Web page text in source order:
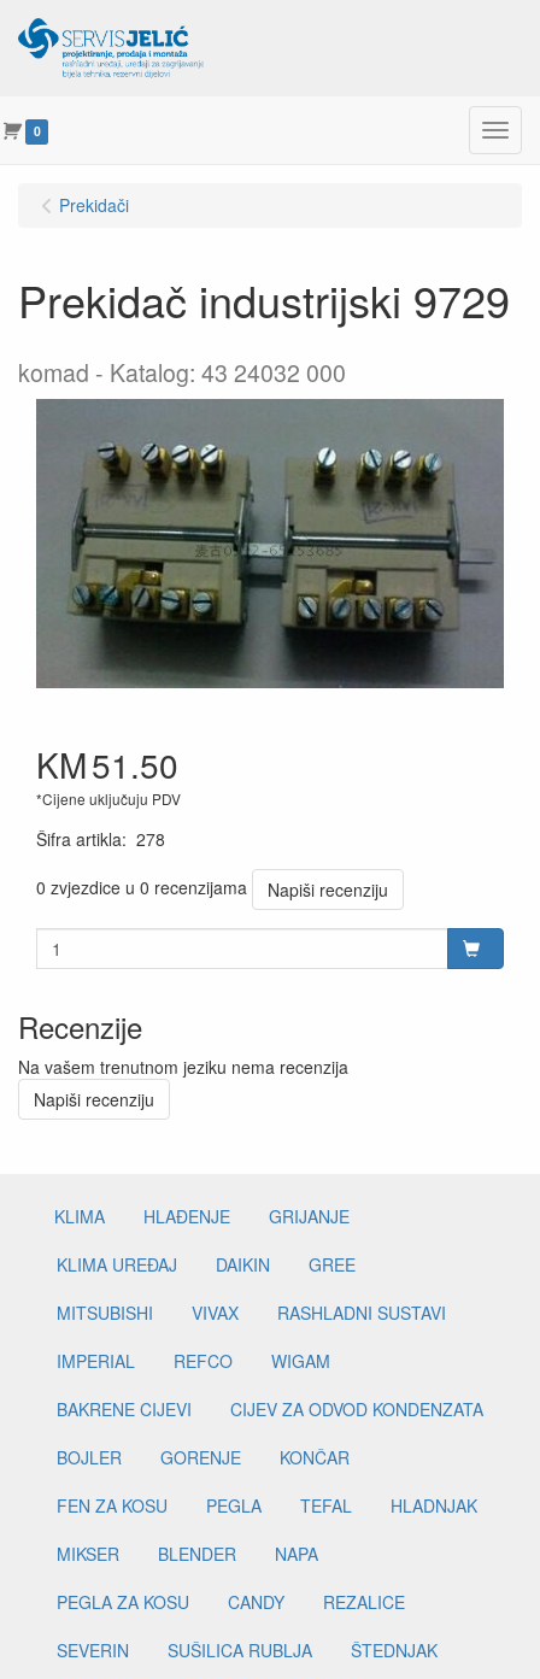
0 Menu
Prekidači
Prekidač industrijski 9729
komad Katalog: 43 24032 000
KM51.50
*Cijene uključuju PDV
Šifra artikla: 278
0 zvjezdice u 0 recenzijama
Napiši recenziju
Recenzije
Na vašem trenutnom jeziku nema recenzija
Napiši recenziju
KLIMA HLAĐENJE
GRIJANJE
KLIMA UREĐAJ
DAIKIN
GREE
MITSUBISHI
VIVAX
RASHLADNI SUSTAVI
IMPERIAL
REFCO
WIGAM
BAKRENE CIJEVI
CIJEV ZA ODVOD KONDENZATA
BOJLER
GORENJE
KONČAR
FEN ZA KOSU
PEGLA TEFAL
HLADNJAK
MIKSER
BLENDER
NAPA
PEGLA ZA KOSU
CANDY
REZALICE
SEVERIN
SUŠILICA RUBLJA
ŠTEDNJAK